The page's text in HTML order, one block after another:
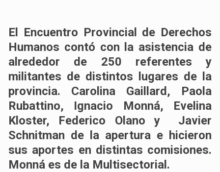
El Encuentro Provincial de Derechos
Humanos contó con la asistencia de
alrededor de 250 referentes y
militantes de distintos lugares de la
provincia. Carolina Gaillard, Paola
Rubattino, Ignacio Monná, Evelina
Kloster, Federico Olano y Javier
Schnitman de la apertura e hicieron
sus aportes en distintas comisiones.
Monná es de la Multisectorial.